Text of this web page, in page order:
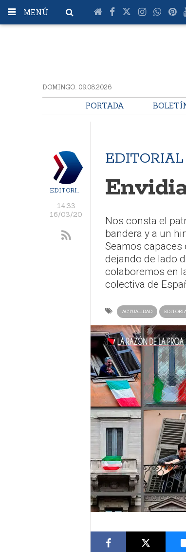
MENÚ
DOMINGO. 09.08.2026
PORTADA
14:33
16/03/20
EDITORIAL
Nos consta el
bandera y a un
Seamos capaces
dejando de lado
colaboremos en
colectiva de
ACTUALIDAD